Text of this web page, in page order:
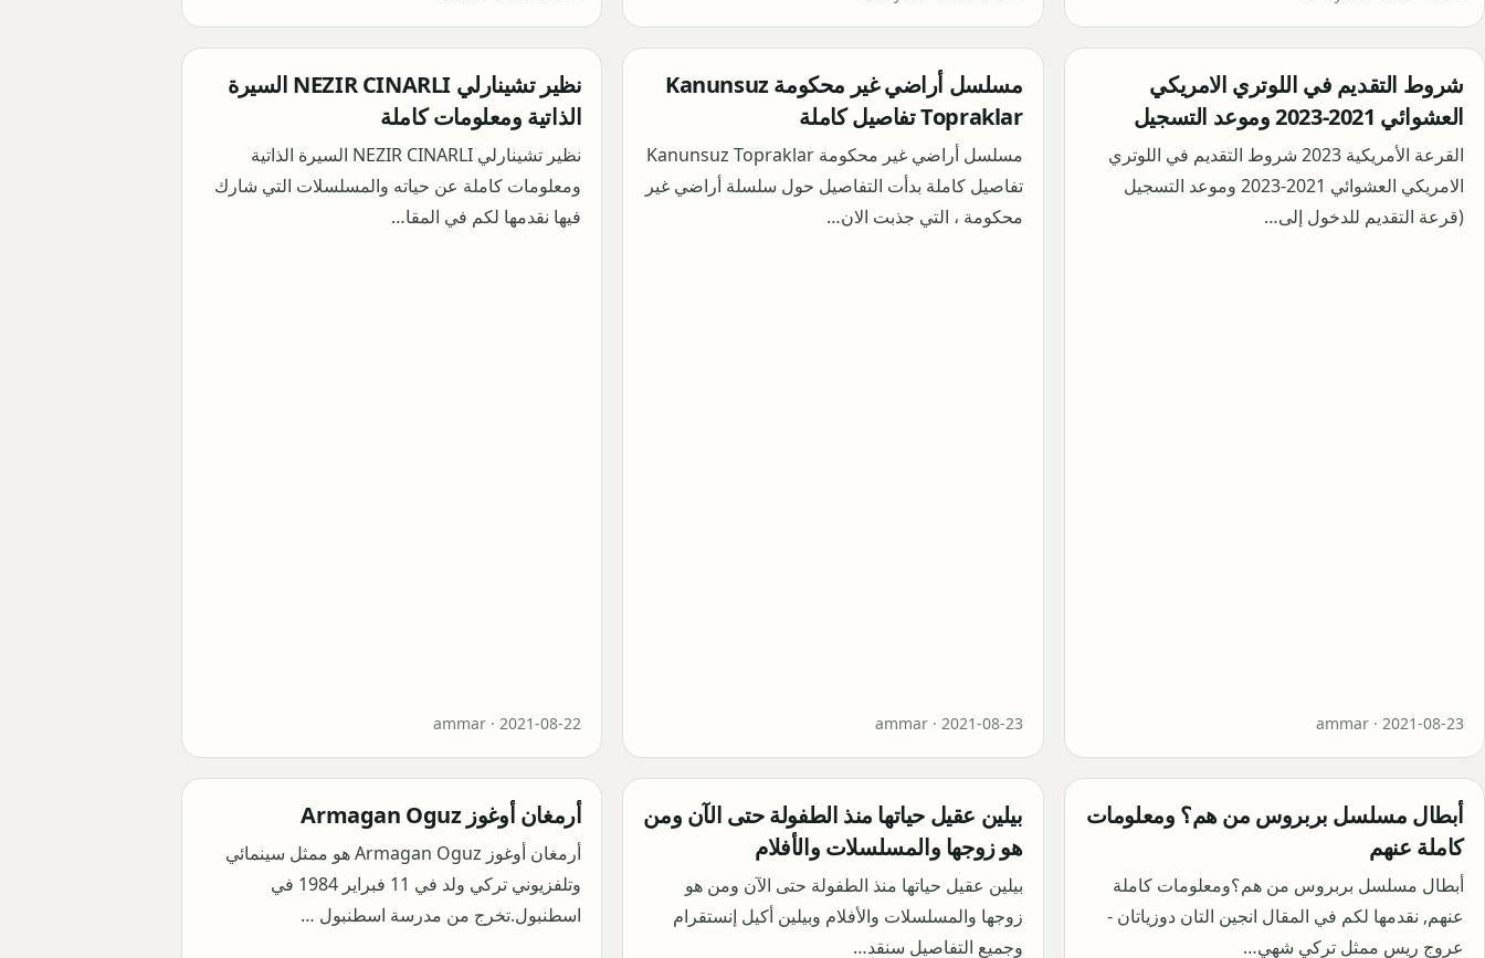
شروط التقديم في اللوتري الامريكي
العشوائي 2021-2023 وموعد التسجيل
القرعة الأمريكية 2023 شروط التقديم في اللوتري
الامريكي العشوائي 2021-2023 وموعد التسجيل
(قرعة التقديم للدخول إلى…
ammar · 2021-08-23
مسلسل أراضي غير محكومة Kanunsuz
Topraklar تفاصيل كاملة
مسلسل أراضي غير محكومة Kanunsuz Topraklar
تفاصيل كاملة بدأت التفاصيل حول سلسلة أراضي غير
محكومة ، التي جذبت الان…
ammar · 2021-08-23
نظير تشينارلي NEZIR CINARLI السيرة
الذاتية ومعلومات كاملة
نظير تشينارلي NEZIR CINARLI السيرة الذاتية
ومعلومات كاملة عن حياته والمسلسلات التي شارك
فيها نقدمها لكم في المقا…
ammar ·2021-08-22
أبطال مسلسل بربروس من هم؟ ومعلومات
كاملة عنهم
أبطال مسلسل بربروس من هم؟ومعلومات كاملة
عنهم, نقدمها لكم في المقال انجين التان دوزياتان -
عروج ريس ممثل تركي شهي…
بيلين عقيل حياتها منذ الطفولة حتى الآن ومن
هو زوجها والمسلسلات والأفلام
بيلين عقيل حياتها منذ الطفولة حتى الآن ومن هو
زوجها والمسلسلات والأفلام وبيلين أكيل إنستقرام
وجميع التفاصيل سنقد…
أرمغان أوغوز Armagan Oguz
أرمغان أوغوز Armagan Oguz هو ممثل سينمائي
وتلفزيوني تركي ولد في 11 فبراير 1984 في
اسطنبول.تخرج من مدرسة اسطنبول …